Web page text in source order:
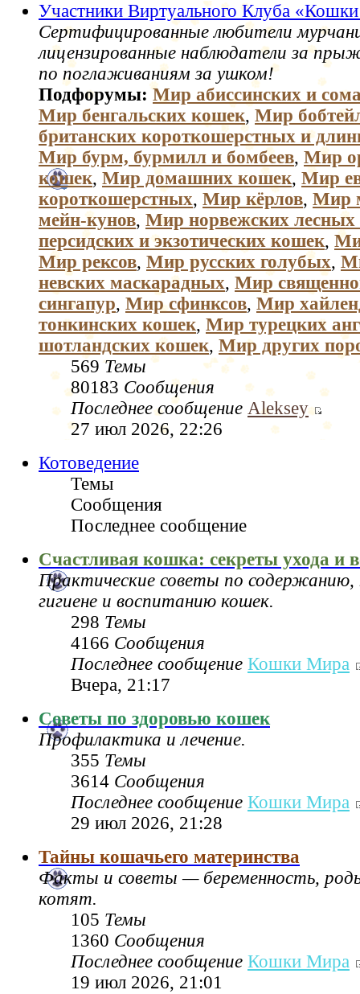
Участники Виртуального Клуба
Сертифицированные любители
лицензированные наблюдатели за
по поглаживаниям за ушком!
Подфорумы:Мир абиссинских и
Мир бенгальских кошек, Мир
британских короткошерстных и
Мир бурм, бурмилл и бомбеев, Мир
кошек, Мир домашних кошек, Мир
короткошерстных, Мир кёрлов, Мир
мейн-кунов, Мир норвежских
персидских и экзотических кошек,
Мир рексов, Мир русских голубых,
невских маскарадных, Мир
сингапур, Мир сфинксов, Мир
тонкинских кошек, Мир турецких
шотландских кошек, Мир других
569 Темы
80183 Сообщения
Последнее сообщение Aleksey
27 июл 2026, 22:26
Котоведение
Темы
Сообщения
Последнее сообщение
Счастливая кошка: секреты ухода и
Практические советы по содержанию,
гигиене и воспитанию кошек.
298 Темы
4166 Сообщения
Последнее сообщение Кошки Мира
Вчера, 21:17
Советы по здоровью кошек
Профилактика и лечение.
355 Темы
3614 Сообщения
Последнее сообщение Кошки Мира
29 июл 2026, 21:28
Тайны кошачьего материнства
Факты и советы — беременность,
котят.
105 Темы
1360 Сообщения
Последнее сообщение Кошки Мира
19 июл 2026, 21:01